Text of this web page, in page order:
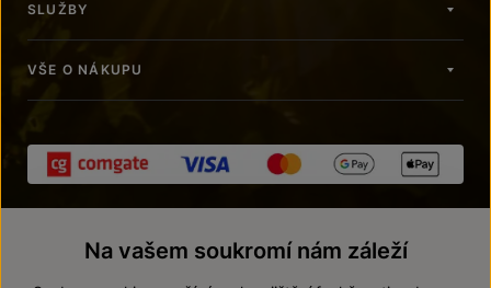
SLUŽBY
VŠE O NÁKUPU
Na vašem soukromí nám záleží